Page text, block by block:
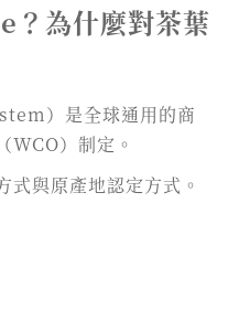
？為什麼對茶葉
）是全球通用的商
WCO）制定。
式與原產地認定方式。